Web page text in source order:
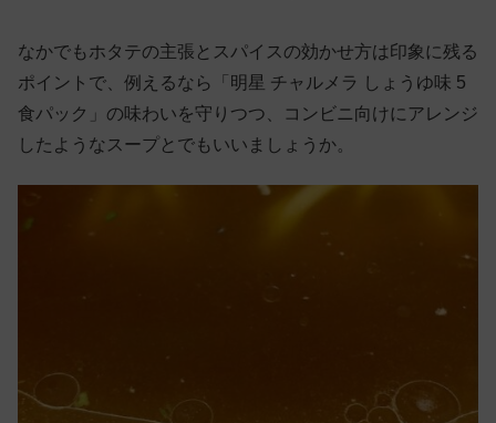
なかでもホタテの主張とスパイスの効かせ方は印象に残る
ポイントで、例えるなら「明星 チャルメラ しょうゆ味 5
食パック」の味わいを守りつつ、コンビニ向けにアレンジ
したようなスープとでもいいましょうか。